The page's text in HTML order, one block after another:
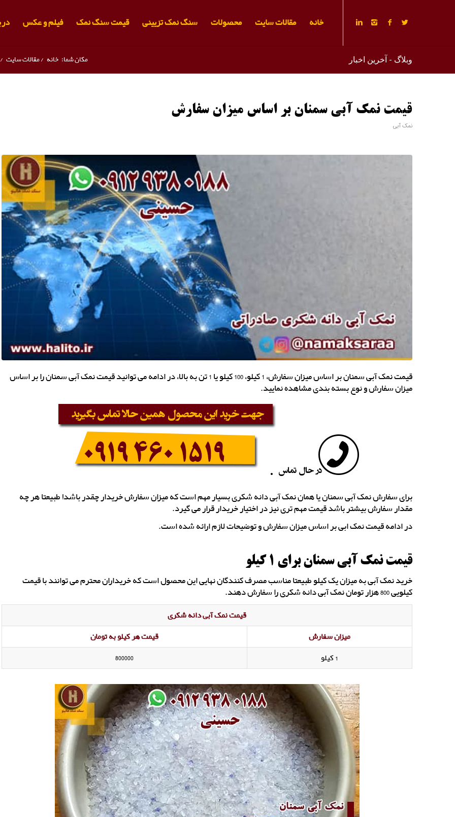
خانه مقالات سایت محصولات سنگ نمک تزیینی قیمت سنگ نمک فیلم و عکس
وبلاگ - آخرین اخبار مکان شما: خانه /مقالات سایت /
قیمت نمک آبی سمنان بر اساس میزان سفارش
نمک آبی
قیمت نمک آبی سمنان بر اساس میزان سفارش، 1 کیلو، 100 کیلو یا 1 تن به بالا، در ادامه می توانید قیمت نمک آبی سمنان را بر اساس
میزان سفارش و نوع بسته بندی مشاهده نمایید.
برای سفارش نمک آبی سمنان یا همان نمک آبی دانه شکری بسیار مهم است که میزان سفارش خریدار چقدر باشد! طبیعتا هر چه
مقدار سفارش بیشتر باشد قیمت مهم تری نیز در اختیار خریدار قرار می گیرد.
در ادامه قیمت نمک ابی بر اساس میزان سفارش و توضیحات لازم ارائه شده است.
قیمت نمک آبی سمنان برای 1 کیلو
خرید نمک آبی به میزان یک کیلو طبیعتا مناسب مصرف کنندگان نهایی این محصول است که خریداران محترم می توانند با قیمت
کیلویی 800 هزار تومان نمک آبی دانه شکری را سفارش دهند.
قیمت نمک آبی دانه شکری
میزان سفارش
قیمت هر کیلو به تومان
1 کیلو
800000